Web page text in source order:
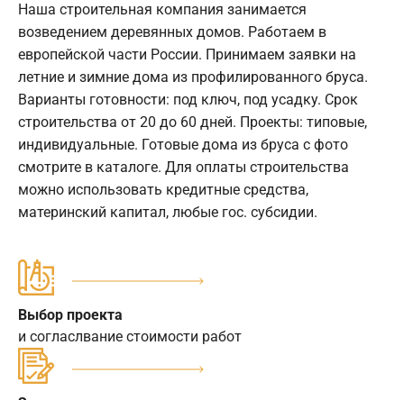
Наша строительная компания занимается
возведением деревянных домов. Работаем в
европейской части России. Принимаем заявки на
летние и зимние дома из профилированного бруса.
Варианты готовности: под ключ, под усадку. Срок
строительства от 20 до 60 дней. Проекты: типовые,
индивидуальные. Готовые дома из бруса с фото
смотрите в каталоге. Для оплаты строительства
можно использовать кредитные средства,
материнский капитал, любые гос. субсидии.
Выбор проекта
и согласлвание стоимости работ